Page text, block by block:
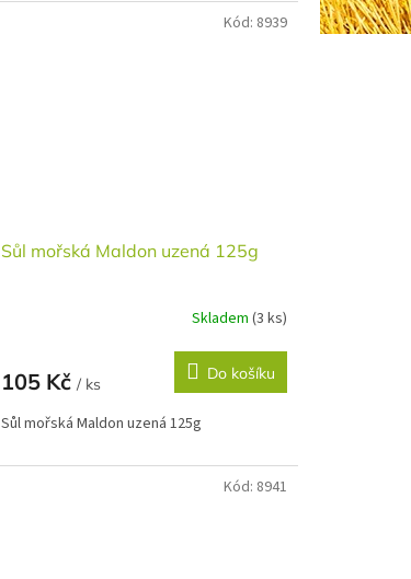
Sůl mořská Maldon uzená 125g
Skladem (3 ks)
105 Kč / ks
Do košíku
Sůl mořská Maldon uzená 125g
Kód: 8939
Kód: 8941